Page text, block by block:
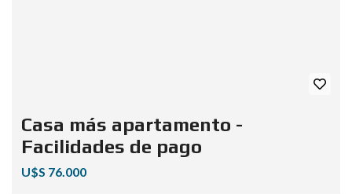
Casa más apartamento -
Facilidades de pago
U$S 76.000